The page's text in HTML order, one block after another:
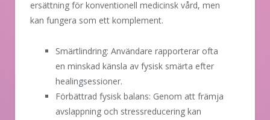
ersättning för konventionell medicinsk vård, men
kan fungera som ett komplement.
Smärtlindring: Användare rapporterar ofta
en minskad känsla av fysisk smärta efter
healingsessioner.
Förbättrad fysisk balans: Genom att främja
avslappning och stressreducering kan